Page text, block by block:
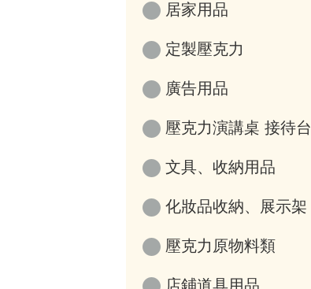
居家用品
定製壓克力
廣告用品
壓克力演講桌 接待台
文具、收納用品
化妝品收納、展示架
壓克力原物料類
店鋪道具用品